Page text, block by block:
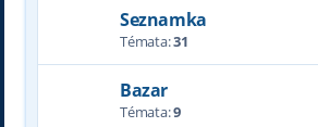
Seznamka
Témata:31
Bazar
Témata:9